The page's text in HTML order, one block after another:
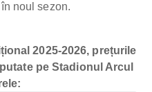
noul sezon.
2025-2026, prețurile
pe Stadionul Arcul